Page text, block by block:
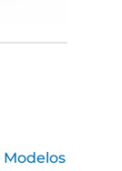
Modelos